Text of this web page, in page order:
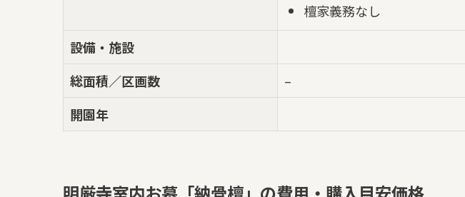
檀家義務なし
設備・施設
総面積／区画数
–
開園年